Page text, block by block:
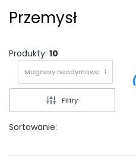
Przemysł
Produkty: 10
Magnesy neodymowe 1
Filtry
Sortowanie: